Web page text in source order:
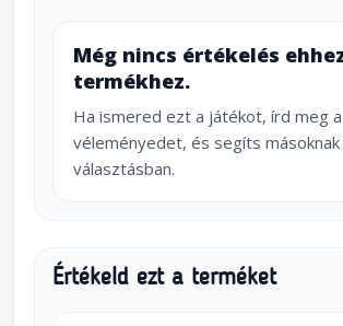
Még nincs értékelés
termékhez.
Ha ismered ezt a játékot, írd meg a
véleményedet, és segíts másoknak
választásban.
Értékeld ezt a terméket